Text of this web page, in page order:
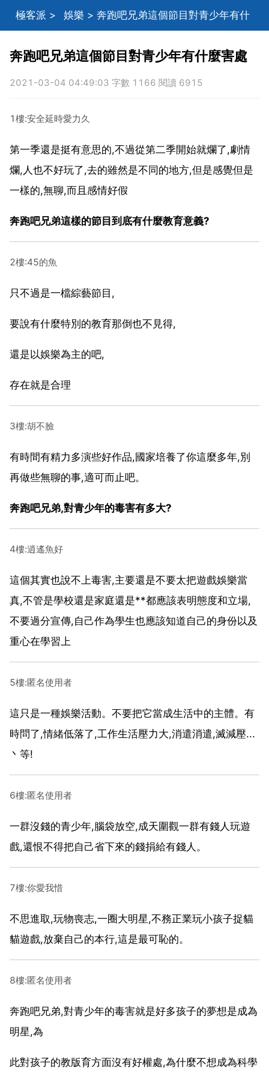
極客派 > 娛樂 > 奔跑吧兄弟這個節目對青少年有什
奔跑吧兄弟這個節目對青少年有什麼害處
2021-03-04 04:49:03 字數 1166 閱讀 6915
1樓:安全延時愛力久
第一季還是挺有意思的,不過從第二季開始就爛了,劇情
爛,人也不好玩了,去的雖然是不同的地方,但是感覺但是
一樣的,無聊,而且感情好假
奔跑吧兄弟這樣的節目到底有什麼教育意義?
2樓:45的魚
只不過是一檔綜藝節目,
要說有什麼特別的教育那倒也不見得,
還是以娛樂為主的吧,
存在就是合理
3樓:胡不臉
有時間有精力多演些好作品,國家培養了你這麼多年,別
再做些無聊的事,適可而止吧。
奔跑吧兄弟,對青少年的毒害有多大?
4樓:逍遙魚好
這個其實也說不上毒害,主要還是不要太把遊戲娛樂當
真,不管是學校還是家庭還是**都應該表明態度和立場,
不要過分宣傳,自己作為學生也應該知道自己的身份以及
重心在學習上
5樓:匿名使用者
這只是一種娛樂活動。不要把它當成生活中的主體。有
時問了,情緒低落了,工作生活壓力大,消遣消遣,滅減壓...
丶等!
6樓:匿名使用者
一群沒錢的青少年,腦袋放空,成天圍觀一群有錢人玩遊
戲,還恨不得把自己省下來的錢捐給有錢人。
7樓:你愛我惜
不思進取,玩物喪志,一圈大明星,不務正業玩小孩子捉貓
貓遊戲,放棄自己的本行,這是最可恥的。
8樓:匿名使用者
奔跑吧兄弟,對青少年的毒害就是好多孩子的夢想是成為
明星,為
此對孩子的教版育方面沒有好權處,為什麼不想成為科學